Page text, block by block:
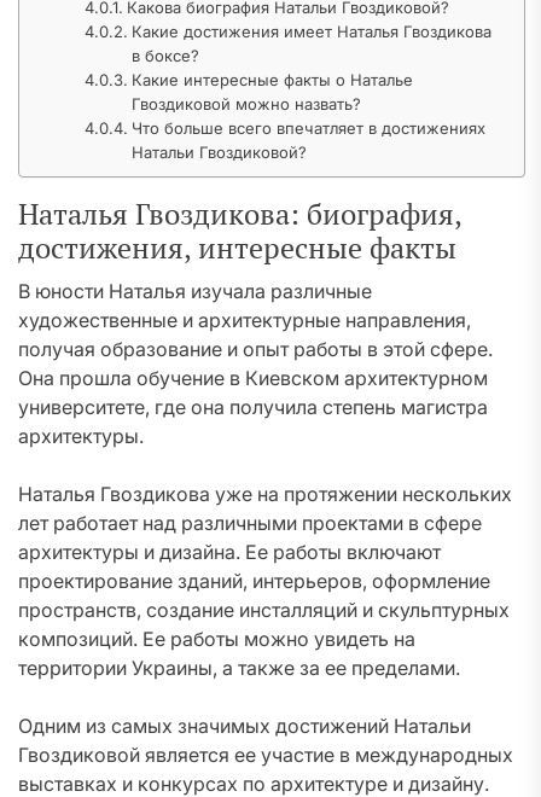
Какова биография Натальи Гвоздиковой?
Какие достижения имеет Наталья Гвоздикова
в боксе?
Какие интересные факты о Наталье
Гвоздиковой можно назвать?
Что больше всего впечатляет в достижениях
Натальи Гвоздиковой?
Наталья Гвоздикова: биография,
достижения, интересные факты
В юности Наталья изучала различные
художественные и архитектурные направления,
получая образование и опыт работы в этой сфере.
Она прошла обучение в Киевском архитектурном
университете, где она получила степень магистра
архитектуры.
Наталья Гвоздикова уже на протяжении нескольких
лет работает над различными проектами в сфере
архитектуры и дизайна. Ее работы включают
проектирование зданий, интерьеров, оформление
пространств, создание инсталляций и скульптурных
композиций. Ее работы можно увидеть на
территории Украины, а также за ее пределами.
Одним из самых значимых достижений Натальи
Гвоздиковой является ее участие в международных
выставках и конкурсах по архитектуре и дизайну.